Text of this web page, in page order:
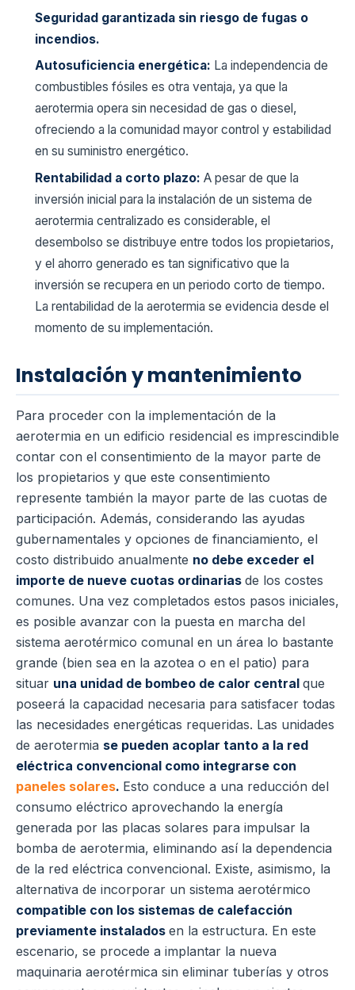
Seguridad garantizada sin riesgo de fugas o
incendios.
Autosuficiencia energética: La independencia de
combustibles fósiles es otra ventaja, ya que la
aerotermia opera sin necesidad de gas o diesel,
ofreciendo a la comunidad mayor control y estabilidad
en su suministro energético.
Rentabilidad a corto plazo: A pesar de que la
inversión inicial para la instalación de un sistema de
aerotermia centralizado es considerable, el
desembolso se distribuye entre todos los propietarios,
y el ahorro generado es tan significativo que la
inversión se recupera en un periodo corto de tiempo.
La rentabilidad de la aerotermia se evidencia desde el
momento de su implementación.
Instalación y mantenimiento
Para proceder con la implementación de la
aerotermia en un edificio residencial es imprescindible
contar con el consentimiento de la mayor parte de
los propietarios y que este consentimiento
represente también la mayor parte de las cuotas de
participación. Además, considerando las ayudas
gubernamentales y opciones de financiamiento, el
costo distribuido anualmente no debe exceder el
importe de nueve cuotas ordinarias de los costes
comunes. Una vez completados estos pasos iniciales,
es posible avanzar con la puesta en marcha del
sistema aerotérmico comunal en un área lo bastante
grande (bien sea en la azotea o en el patio) para
situar una unidad de bombeo de calor central que
poseerá la capacidad necesaria para satisfacer todas
las necesidades energéticas requeridas. Las unidades
de aerotermia se pueden acoplar tanto a la red
eléctrica convencional como integrarse con
paneles solares. Esto conduce a una reducción del
consumo eléctrico aprovechando la energía
generada por las placas solares para impulsar la
bomba de aerotermia, eliminando así la dependencia
de la red eléctrica convencional. Existe, asimismo, la
alternativa de incorporar un sistema aerotérmico
compatible con los sistemas de calefacción
previamente instalados en la estructura. En este
escenario, se procede a implantar la nueva
maquinaria aerotérmica sin eliminar tuberías y otros